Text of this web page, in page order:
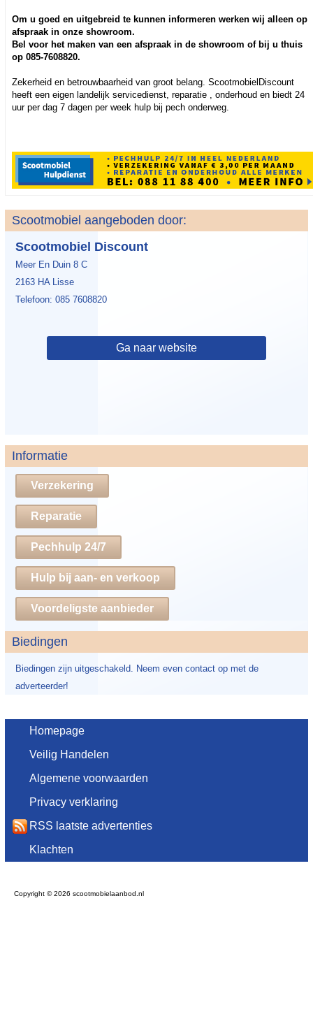
Om u goed en uitgebreid te kunnen informeren werken wij alleen op
afspraak in onze showroom.
Bel voor het maken van een afspraak in de showroom of bij u thuis
op 085-7608820.
Zekerheid en betrouwbaarheid van groot belang. ScootmobielDiscount
heeft een eigen landelijk servicedienst, reparatie , onderhoud en biedt 24
uur per dag 7 dagen per week hulp bij pech onderweg.
Scootmobiel aangeboden door:
Scootmobiel Discount
Meer En Duin 8 C
2163 HA Lisse
Telefoon: 085 7608820
Ga naar website
Informatie
Verzekering
Reparatie
Pechhulp 24/7
Hulp bij aan- en verkoop
Voordeligste aanbieder
Biedingen
Biedingen zijn uitgeschakeld. Neem even contact op met de
adverteerder!
Homepage
Veilig Handelen
Algemene voorwaarden
Privacy verklaring
RSS laatste advertenties
Klachten
Copyright © 2026 scootmobielaanbod.nl